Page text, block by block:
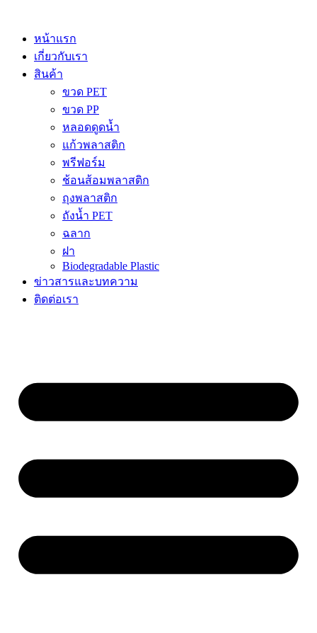
contentหน้าแรก
เกี่ยวกับเรา
สินค้า
ขวด PET
ขวด PP
หลอดดูดน้ำ
แก้วพลาสติก
พรีฟอร์ม
ช้อนส้อมพลาสติก
ถุงพลาสติก
ถังน้ำ PET
ฉลาก
ฝา
Biodegradable Plastic
ข่าวสารและบทความ
ติดต่อเรา